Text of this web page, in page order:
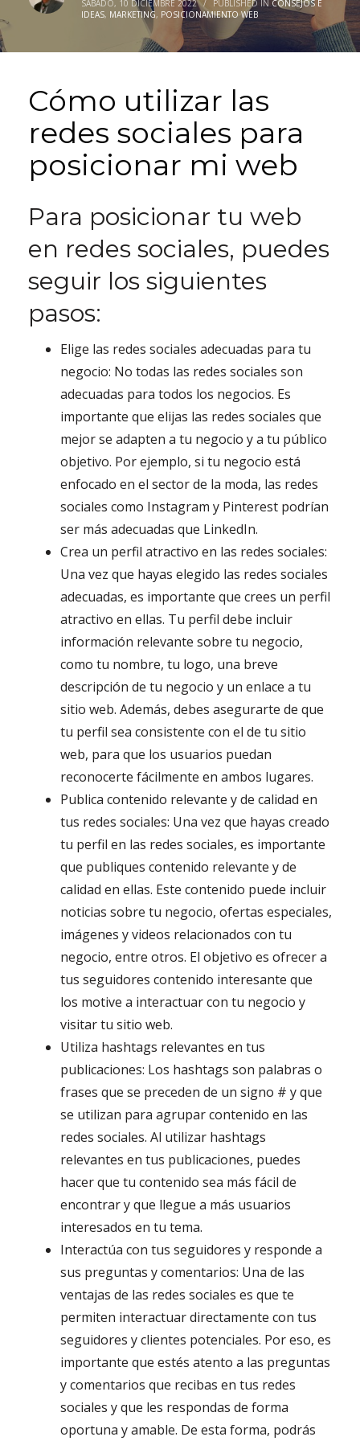
SÁBADO, 10 DICIEMBRE 2022 / PUBLISHED IN CONSEJOS E
IDEAS, MARKETING, POSICIONAMIENTO WEB
Cómo utilizar las
redes sociales para
posicionar mi web
Para posicionar tu web
en redes sociales, puedes
seguir los siguientes
pasos:
Elige las redes sociales adecuadas para tu
negocio: No todas las redes sociales son
adecuadas para todos los negocios. Es
importante que elijas las redes sociales que
mejor se adapten a tu negocio y a tu público
objetivo. Por ejemplo, si tu negocio está
enfocado en el sector de la moda, las redes
sociales como Instagram y Pinterest podrían
ser más adecuadas que LinkedIn.
Crea un perfil atractivo en las redes sociales:
Una vez que hayas elegido las redes sociales
adecuadas, es importante que crees un perfil
atractivo en ellas. Tu perfil debe incluir
información relevante sobre tu negocio,
como tu nombre, tu logo, una breve
descripción de tu negocio y un enlace a tu
sitio web. Además, debes asegurarte de que
tu perfil sea consistente con el de tu sitio
web, para que los usuarios puedan
reconocerte fácilmente en ambos lugares.
Publica contenido relevante y de calidad en
tus redes sociales: Una vez que hayas creado
tu perfil en las redes sociales, es importante
que publiques contenido relevante y de
calidad en ellas. Este contenido puede incluir
noticias sobre tu negocio, ofertas especiales,
imágenes y videos relacionados con tu
negocio, entre otros. El objetivo es ofrecer a
tus seguidores contenido interesante que
los motive a interactuar con tu negocio y
visitar tu sitio web.
Utiliza hashtags relevantes en tus
publicaciones: Los hashtags son palabras o
frases que se preceden de un signo # y que
se utilizan para agrupar contenido en las
redes sociales. Al utilizar hashtags
relevantes en tus publicaciones, puedes
hacer que tu contenido sea más fácil de
encontrar y que llegue a más usuarios
interesados en tu tema.
Interactúa con tus seguidores y responde a
sus preguntas y comentarios: Una de las
ventajas de las redes sociales es que te
permiten interactuar directamente con tus
seguidores y clientes potenciales. Por eso, es
importante que estés atento a las preguntas
y comentarios que recibas en tus redes
sociales y que les respondas de forma
oportuna y amable. De esta forma, podrás